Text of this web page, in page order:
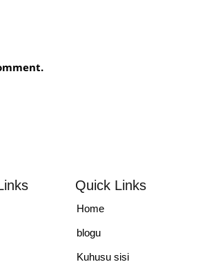
Quick Links
Home
blogu
Kuhusu sisi